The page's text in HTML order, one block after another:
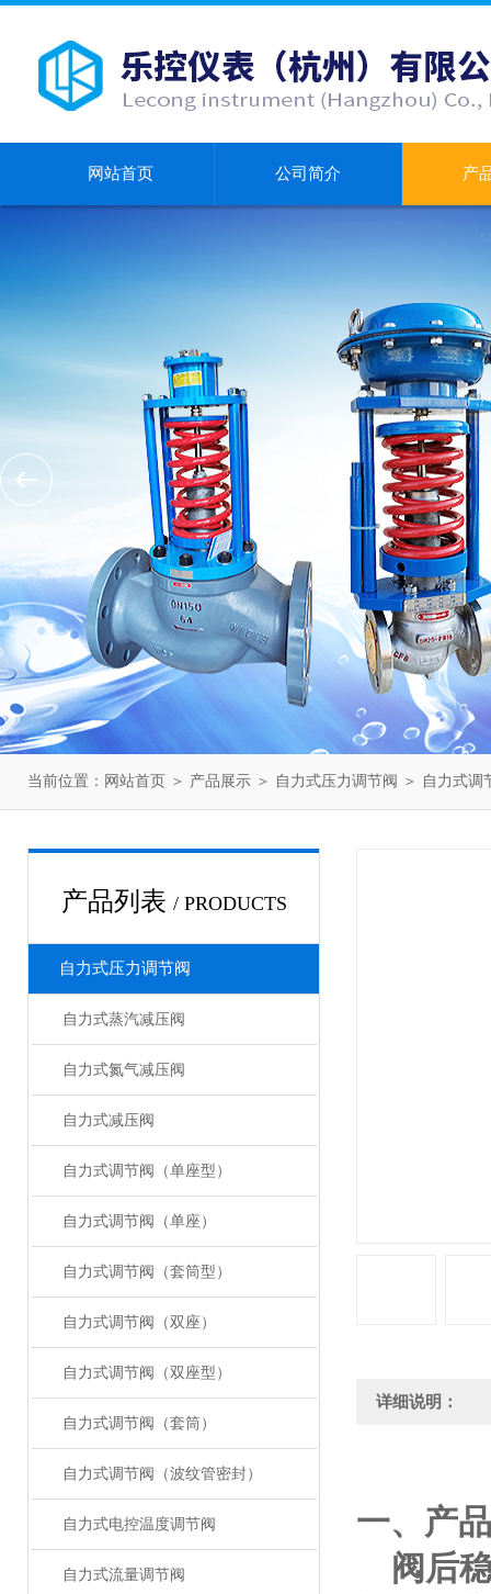
网站首页 公司简介 产
当前位置： 网站首页 ＞ 产品展示 ＞ 自力式压力调节阀 ＞ 自力式调
产品列表 / PRODUCTS
自力式压力调节阀
自力式蒸汽减压阀
自力式氮气减压阀
自力式减压阀
自力式调节阀（单座型）
自力式调节阀（单座）
自力式调节阀（套筒型）
自力式调节阀（双座）
自力式调节阀（双座型）
自力式调节阀（套筒）
自力式调节阀（波纹管密封）
自力式电控温度调节阀
自力式流量调节阀
详细说明：
一、产
阀后稳